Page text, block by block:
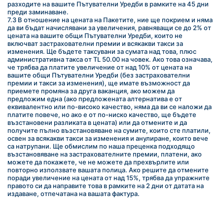
разходите на вашите Пътувателни Уредби в рамките на 45 дни
преди заминаване.
7.3 В отношение на цената на Пакетите, ние ще покрием и няма
да ви бъдат начислявани за увеличения, равняващи се до 2% от
цената на вашите общи Пътувателни Уредби, които не
включват застрахователни премии и всякакви такси за
изменения. Ще бъдете таксувани за сумата над това, плюс
административна такса от TL 50.00 на човек. Ако това означава,
че трябва да платите увеличение от над 10% от цената на
вашите общи Пътувателни Уредби (без застрахователни
премии и такси за изменения), ще имате възможност да
приемете промяна за друга ваканция, ако можем да
предложим една (ако предложената алтернатива е от
еквивалентно или по-високо качество, няма да ви се наложи да
платите повече, но ако е от по-ниско качество, ще бъдете
възстановени разликата в цената) или да отмените и да
получите пълно възстановяване на сумите, които сте платили,
освен за всякакви такси за изменения и анулиране, които вече
са натрупани. Ще обмислим по наша преценка подходящо
възстановяване на застрахователните премии, платени, ако
можете да покажете, че не можете да прехвърлите или
повторно използвате вашата полица. Ако решите да отмените
поради увеличение на цената от над 15%, трябва да упражните
правото си да направите това в рамките на 2 дни от датата на
издаване, отпечатана на вашата фактура.